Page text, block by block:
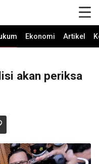
Ekonomi Artikel
akan periksa